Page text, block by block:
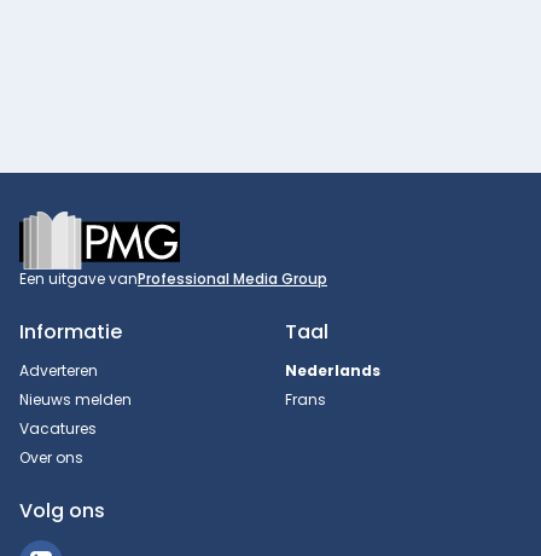
Footer
Een uitgave vanProfessional Media Group
Informatie
Adverteren
Nieuws melden
Vacatures
Over ons
Taal
Nederlands
Frans
Volg ons